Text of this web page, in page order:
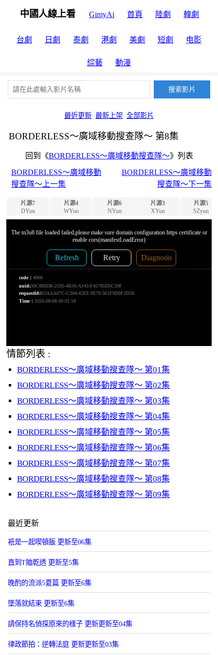
中國人線上看 GimyAi 首頁 陸劇 韓劇
台劇 日劇 泰劇 港劇 美劇 短劇 电影
綜藝 動漫
最近更新 最新上架 全部影片
BORDERLESS～廣域移動搜查隊～ 第8集
回到《BORDERLESS～廣域移動搜查隊～》列表
BORDERLESS～廣域移動
搜查隊～上一集
BORDERLESS～廣域移動
搜查隊～下一集
片源7
DYun
片源4
WYun
片源6
NYun
片源3
XYun
片源5
SZyun
情節列表 :
BORDERLESS～廣域移動搜查隊～ 第01集
BORDERLESS～廣域移動搜查隊～ 第02集
BORDERLESS～廣域移動搜查隊～ 第03集
BORDERLESS～廣域移動搜查隊～ 第04集
BORDERLESS～廣域移動搜查隊～ 第05集
BORDERLESS～廣域移動搜查隊～ 第06集
BORDERLESS～廣域移動搜查隊～ 第07集
BORDERLESS～廣域移動搜查隊～ 第08集
BORDERLESS～廣域移動搜查隊～ 第09集
最近更新
衹是一起喫頓飯 更新至06集
直到T賉乾透 更新至5集
晚酌的流派5夏篇 更新至6集
墜落就結束 更新至6集
請保持名偵探原來的樣子 更新更新至04集
律政節拍：逆轉法庭 更新更新至03集